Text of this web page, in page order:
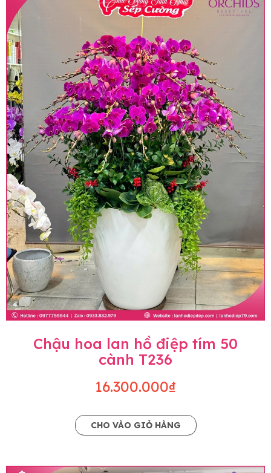
Chậu hoa lan hồ điệp tím 50
cành T236
16.300.000₫
CHO VÀO GIỎ HÀNG